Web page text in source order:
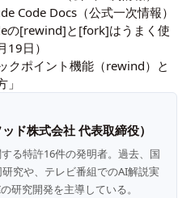
Code Docs（公式一次情報）
の[rewind]と[fork]はうまく使
日）
クポイント機能（rewind）と
ド株式会社 代表取締役）
る特許16件の発明者。過去、国
究や、テレビ番組でのAI解説実
研究開発を主導している。